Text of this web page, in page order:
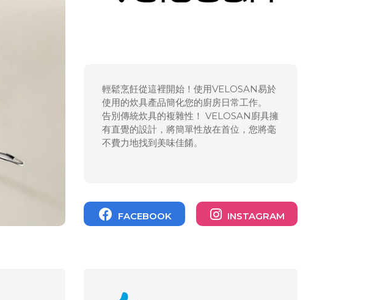
輕鬆烹飪從這裡開始！使用VELOSAN易於
使用的炊具產品簡化您的廚房日常工作。
告別傳統炊具的複雜性！ VELOSAN廚具擁
有直覺的設計，將簡單性放在首位，您將毫
不費力地找到美味佳餚。
FACEBOOK INSTAGRAM